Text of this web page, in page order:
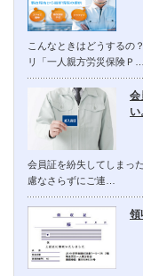
こんなときはどうするの
リ「一人親方労災保険Ｐ…
会
い
会員証を紛失してしまっ
慮なさらずにご連…
領